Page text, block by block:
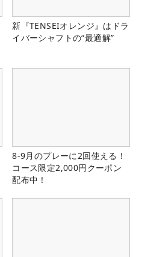
新『TENSEIオレンジ』はドラ
イバーシャフトの“最適解”
8-9月のプレーに2回使える！
コース限定2,000円クーポン
配布中！